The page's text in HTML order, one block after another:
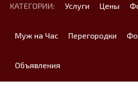
КАТЕГОРИИ: Услуги Цены
Муж на Час Перегородки
Объявления